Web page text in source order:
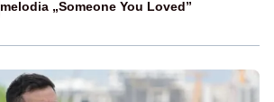
melodia „Someone You Loved”